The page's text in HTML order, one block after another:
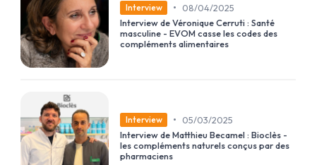
Interview •
08/04/2025
Interview de Véronique Cerruti : Santé
masculine - EVOM casse les codes des
compléments alimentaires
Interview •
05/03/2025
Interview de Matthieu Becamel : Bioclès -
les compléments naturels conçus par des
pharmaciens